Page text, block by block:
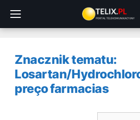
treści
Znacznik tematu:
Losartan/
preço farmacias